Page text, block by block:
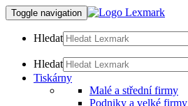
Toggle navigation
Hledat
Hledat
Tiskárny
Malé a střední firmy
Podniky a velké firmy